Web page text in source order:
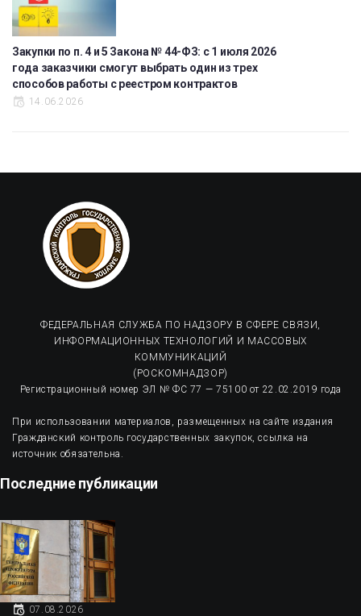
Закупки по п. 4 и 5 Закона № 44-ФЗ: с 1 июля 2026
года заказчики смогут выбрать один из трех
способов работы с реестром контрактов
14.06.2026
ФЕДЕРАЛЬНАЯ СЛУЖБА ПО НАДЗОРУ В СФЕРЕ СВЯЗИ,
ИНФОРМАЦИОННЫХ ТЕХНОЛОГИЙ И МАССОВЫХ
КОММУНИКАЦИЙ
(РОСКОМНАДЗОР)
Регистрационный номер ЭЛ № ФС 77 — 75100 от 22.02.2019 года
При использовании материалов, размещенных на сайте издания
Гражданский контроль государственных закупок, ссылка на
источник обязательна.
Последние публикации
07.08.2026